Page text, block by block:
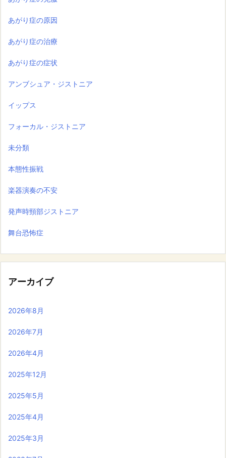
あがり症の原因
あがり症の治療
あがり症の症状
アンブシュア・ジストニア
イップス
フォーカル・ジストニア
未分類
本態性振戦
楽器演奏の不安
発声時頸部ジストニア
舞台恐怖症
アーカイブ
2026年8月
2026年7月
2026年4月
2025年12月
2025年5月
2025年4月
2025年3月